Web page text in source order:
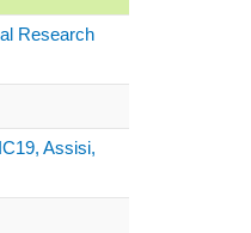
Research
Assisi,